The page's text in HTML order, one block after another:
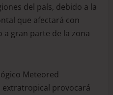
del país, debido a la
que afectará con
a gran parte de la zona
Meteored
provocará